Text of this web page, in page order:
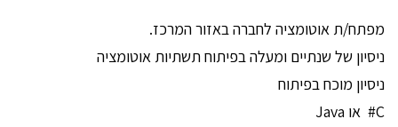
מפתח/ת אוטומציה לחברה באזור המרכז.
ניסיון של שנתיים ומעלה בפיתוח תשתיות אוטומציה
ניסיון מוכח בפיתוח
C# או Java